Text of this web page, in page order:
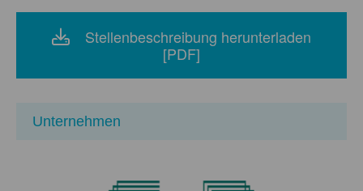
Stellenbeschreibung herunterladen
[PDF]
Unternehmen